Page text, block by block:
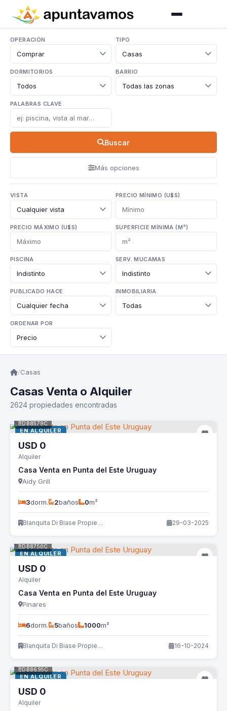
OPERACIÓN TIPO
DORMITORIOS BARRIO
PALABRAS CLAVE
Buscar
Más opciones
VISTA PRECIO MÍNIMO (U$S)
PRECIO MÁXIMO (U$S) SUPERFICIE MÍNIMA (M²)
PISCINA SERV. MUCAMAS
PUBLICADO HACE INMOBILIARIA
ORDENAR POR
/Casas
Casas Venta o Alquiler
2624 propiedades encontradas
EN ALQUILER
BDB8579C
USD 0
Alquiler
Casa Venta en Punta del Este Uruguay
Aidy Grill
3dorm. 2baños 0m²
Blanquita Di Biase Propiedades 29-03-2025
EN ALQUILER
BDB8750C
USD 0
Alquiler
Casa Venta en Punta del Este Uruguay
Pinares
6dorm. 5baños 1000m²
Blanquita Di Biase Propiedades 16-10-2024
EN ALQUILER
BDB8695C
USD 0
Alquiler